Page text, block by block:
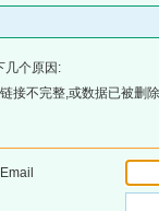
几个原因:
接不完整,或数据已被删
Email